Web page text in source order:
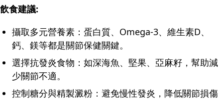
飲食建議:
攝取多元營養素：蛋白質、Omega-3、維生素D、
鈣、鎂等都是關節保健關鍵。
選擇抗發炎食物：如深海魚、堅果、亞麻籽，幫助減
少關節不適。
控制糖分與精製澱粉：避免慢性發炎，降低關節損傷